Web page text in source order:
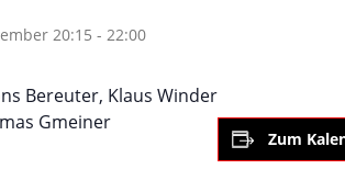
20:15 - 22:00
Bereuter, Klaus Winder
Gmeiner
Zum